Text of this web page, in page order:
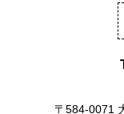
〒584-0071